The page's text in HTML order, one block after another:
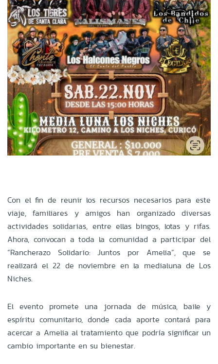
Con el fin de reunir los recursos necesarios para este
viaje, familiares y amigos han organizado diversas
actividades solidarias, entre ellas bingos, lotas y rifas.
Ahora, convocan a toda la comunidad a participar del
“Rancherazo Solidario: Juntos por Amelia”, que se
realizará el 22 de noviembre en la medialuna de Los
Niches.
El evento promete una jornada de música, baile y
espíritu comunitario, donde cada aporte contará para
acercar a Amelia al tratamiento que podría significar un
cambio importante en su bienestar.